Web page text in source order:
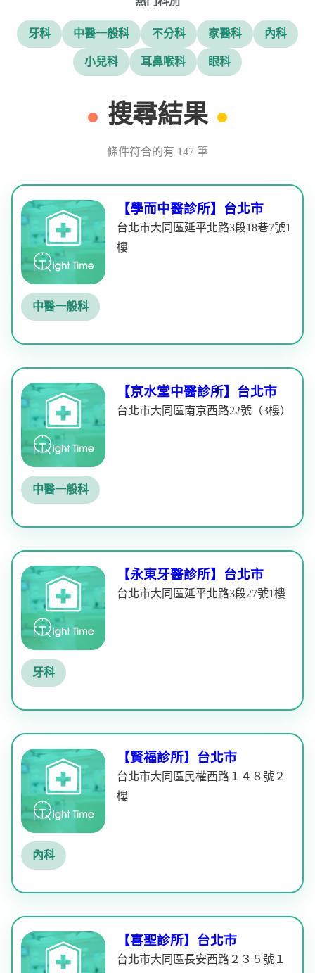
牙科 中醫一般科 不分科 家醫科 內科
小兒科 耳鼻喉科 眼科
搜尋結果
條件符合的有 147 筆
【學而中醫診所】台北市
台北市大同區延平北路3段18巷7號1
樓
中醫一般科
【京水堂中醫診所】台北市
台北市大同區南京西路22號（3樓）
中醫一般科
【永東牙醫診所】台北市
台北市大同區延平北路3段27號1樓
牙科
【賢福診所】台北市
台北市大同區民權西路１４８號２
樓
內科
【喜聖診所】台北市
台北市大同區長安西路２３５號１